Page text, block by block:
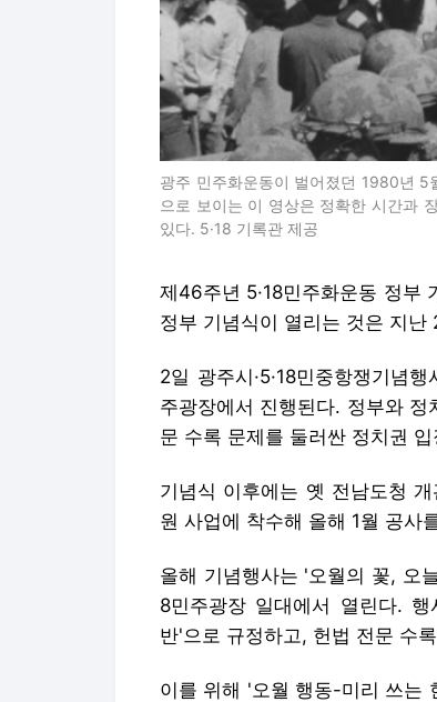
광주 민주화운동이 벌어졌던 1980년 5
으로 보이는 이 영상은 정확한 시간과
있다. 5·18 기록관 제공
제46주년 5·18민주화운동 정부
정부 기념식이 열리는 것은 지
2일 광주시·5·18민중항쟁기념
주광장에서 진행된다. 정부와 정
문 수록 문제를 둘러싼 정치권
기념식 이후에는 옛 전남도청
원 사업에 착수해 올해 1월 공사
올해 기념행사는 '오월의 꽃, 오
8민주광장 일대에서 열린다.
반'으로 규정하고, 헌법 전문 수
이를 위해 '오월 행동-미리 쓰는